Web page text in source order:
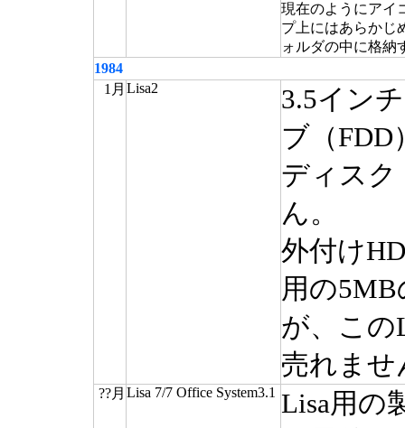
現在のようにアイ
プ上にはあらかじ
ォルダの中に格納
1984
1月 Lisa2
3.5イン
ブ（
ディスク
ん。
外付け
用の
が、この
売れませ
??月 Lisa 7/7 Office System3.1 Lisa用の